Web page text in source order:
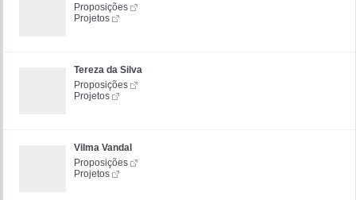
Proposições
Projetos
Tereza da Silva
Proposições
Projetos
Vilma Vandal
Proposições
Projetos